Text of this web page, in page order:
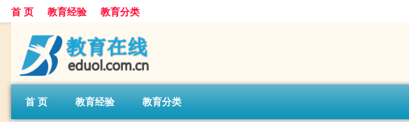
首 页 教育经验 教育分类
首 页 教育经验 教育分类